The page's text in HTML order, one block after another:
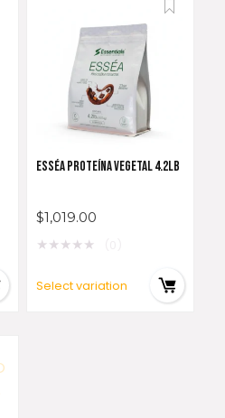
ESSÉA PROTEÍNA VEGETAL 4.2LB
$1,019.00
★★★★★
Select variation